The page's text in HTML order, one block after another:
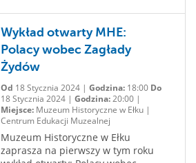
Wykład otwarty MHE:
Polacy wobec Zagłady
Żydów
Od 18 Stycznia 2024 | Godzina:18:00 Do
18 Stycznia 2024 | Godzina:20:00 |
Miejsce:Muzeum Historyczne w Ełku |
Centrum Edukacji Muzealnej
Muzeum Historyczne w Ełku
zaprasza na pierwszy w tym roku